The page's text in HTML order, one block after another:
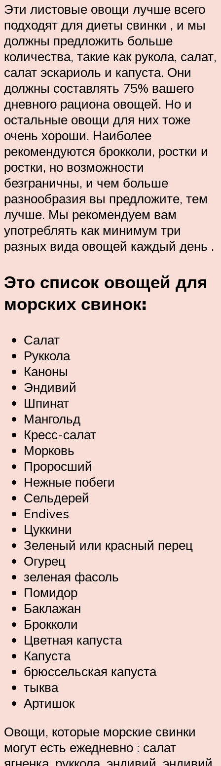
Эти листовые овощи лучше всего
подходят для диеты свинки , и мы
должны предложить больше
количества, такие как рукола, салат,
салат эскариоль и капуста. Они
должны составлять 75% вашего
дневного рациона овощей. Но и
остальные овощи для них тоже
очень хороши. Наиболее
рекомендуются брокколи, ростки и
ростки, но возможности
безграничны, и чем больше
разнообразия вы предложите, тем
лучше. Мы рекомендуем вам
употреблять как минимум три
разных вида овощей каждый день .
Это список овощей для
морских свинок:
Салат
Руккола
Каноны
Эндивий
Шпинат
Мангольд
Кресс-салат
Морковь
Проросший
Нежные побеги
Сельдерей
Endives
Цуккини
Зеленый или красный перец
Огурец
зеленая фасоль
Помидор
Баклажан
Брокколи
Цветная капуста
Капуста
брюссельская капуста
тыква
Артишок
Овощи, которые морские свинки
могут есть ежедневно : салат